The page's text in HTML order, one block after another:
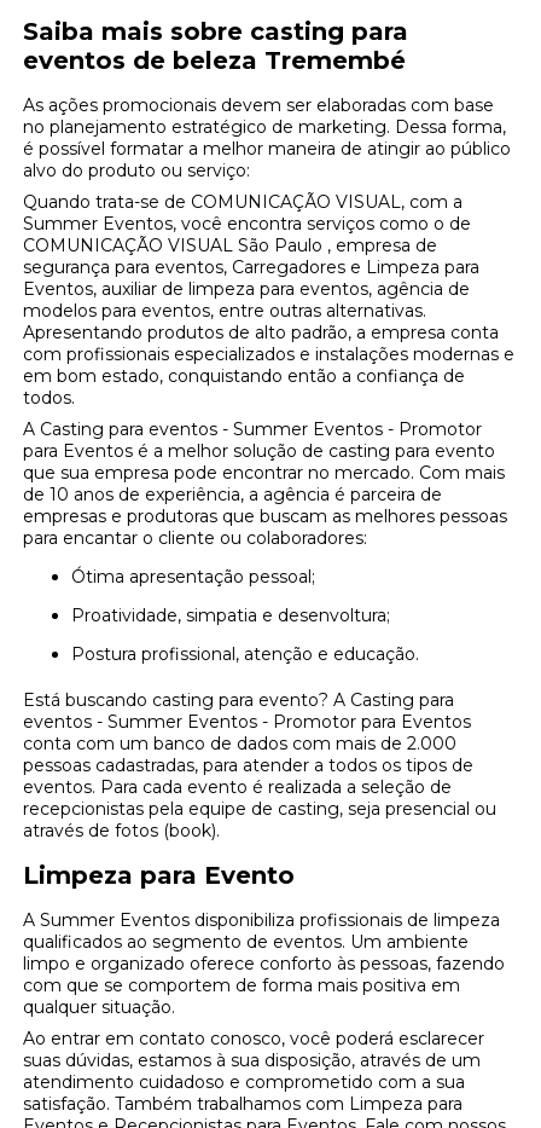
Saiba mais sobre casting para
eventos de beleza Tremembé
As ações promocionais devem ser elaboradas com base
no planejamento estratégico de marketing. Dessa forma,
é possível formatar a melhor maneira de atingir ao público
alvo do produto ou serviço:
Quando trata-se de COMUNICAÇÃO VISUAL, com a
Summer Eventos, você encontra serviços como o de
COMUNICAÇÃO VISUAL São Paulo , empresa de
segurança para eventos, Carregadores e Limpeza para
Eventos, auxiliar de limpeza para eventos, agência de
modelos para eventos, entre outras alternativas.
Apresentando produtos de alto padrão, a empresa conta
com profissionais especializados e instalações modernas e
em bom estado, conquistando então a confiança de
todos.
A Casting para eventos - Summer Eventos - Promotor
para Eventos é a melhor solução de casting para evento
que sua empresa pode encontrar no mercado. Com mais
de 10 anos de experiência, a agência é parceira de
empresas e produtoras que buscam as melhores pessoas
para encantar o cliente ou colaboradores:
Ótima apresentação pessoal;
Proatividade, simpatia e desenvoltura;
Postura profissional, atenção e educação.
Está buscando casting para evento? A Casting para
eventos - Summer Eventos - Promotor para Eventos
conta com um banco de dados com mais de 2.000
pessoas cadastradas, para atender a todos os tipos de
eventos. Para cada evento é realizada a seleção de
recepcionistas pela equipe de casting, seja presencial ou
através de fotos (book).
Limpeza para Evento
A Summer Eventos disponibiliza profissionais de limpeza
qualificados ao segmento de eventos. Um ambiente
limpo e organizado oferece conforto às pessoas, fazendo
com que se comportem de forma mais positiva em
qualquer situação.
Ao entrar em contato conosco, você poderá esclarecer
suas dúvidas, estamos à sua disposição, através de um
atendimento cuidadoso e comprometido com a sua
satisfação. Também trabalhamos com Limpeza para